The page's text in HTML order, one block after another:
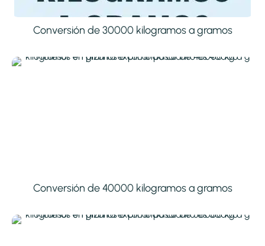
Conversión de 30000 kilogramos a gramos
Conversión de 40000 kilogramos a gramos